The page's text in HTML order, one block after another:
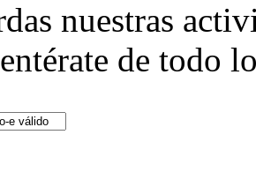
nuestras
de todo